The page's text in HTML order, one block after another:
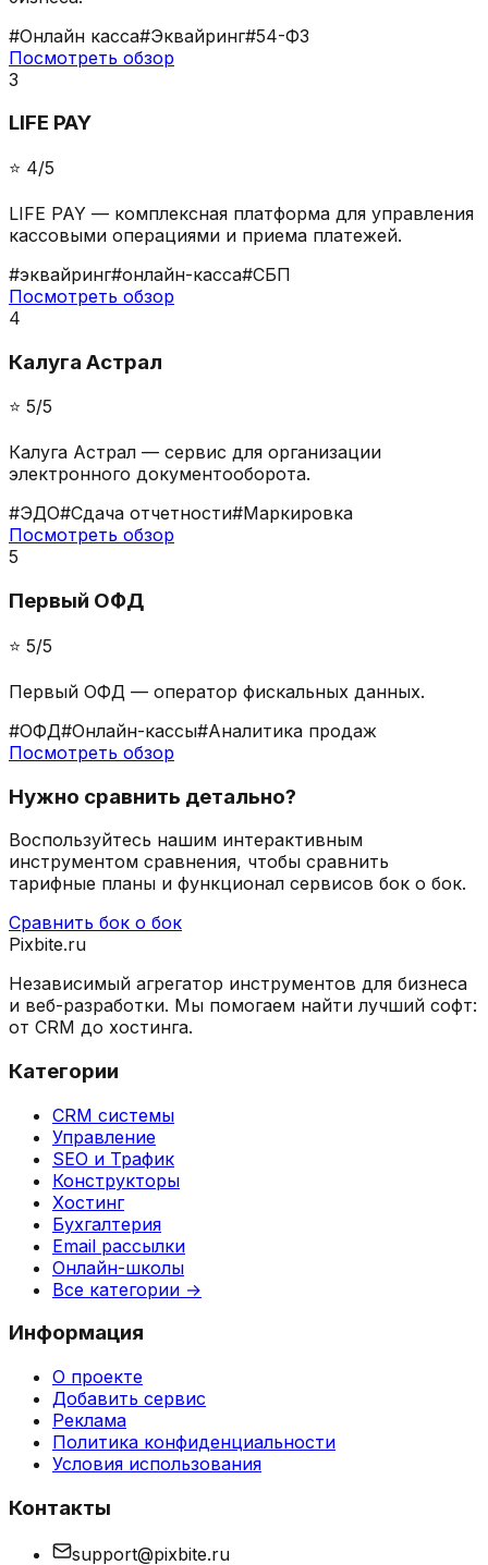
#Онлайн касса#Эквайринг#54-ФЗ
Посмотреть обзор
3
LIFE PAY
⭐️ 4/5
LIFE PAY — комплексная платформа для управления
кассовыми операциями и приема платежей.
#эквайринг#онлайн-касса#СБП
Посмотреть обзор
4
Калуга Астрал
⭐️ 5/5
Калуга Астрал — сервис для организации
электронного документооборота.
#ЭДО#Сдача отчетности#Маркировка
Посмотреть обзор
5
Первый ОФД
⭐️ 5/5
Первый ОФД — оператор фискальных данных.
#ОФД#Онлайн-кассы#Аналитика продаж
Посмотреть обзор
Нужно сравнить детально?
Воспользуйтесь нашим интерактивным
инструментом сравнения, чтобы сравнить
тарифные планы и функционал сервисов бок о бок.
Сравнить бок о бок
Pixbite.ru
Независимый агрегатор инструментов для бизнеса
и веб-разработки. Мы помогаем найти лучший софт:
от CRM до хостинга.
Категории
CRM системы
Управление
SEO и Трафик
Конструкторы
Хостинг
Бухгалтерия
Email рассылки
Онлайн-школы
Все категории →
Информация
О проекте
Добавить сервис
Реклама
Политика конфиденциальности
Условия использования
Контакты
support@pixbite.ru